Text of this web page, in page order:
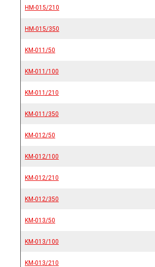
HM-015/210
HM-015/350
KM-011/50
KM-011/100
KM-011/210
KM-011/350
KM-012/50
KM-012/100
KM-012/210
KM-012/350
KM-013/50
KM-013/100
KM-013/210
HM-015/210
HM-015/350
KM-011/50
KM-011/100
KM-011/210
KM-011/350
KM-012/50
KM-012/100
KM-012/210
KM-012/350
KM-013/50
KM-013/100
KM-013/210